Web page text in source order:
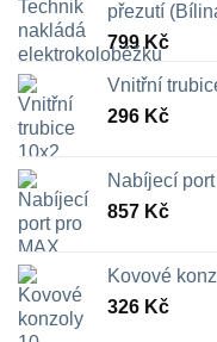
přezutí
799Kč
Vnitřní
296 Kč
Nabíjecí
857 Kč
Kovové
326 Kč